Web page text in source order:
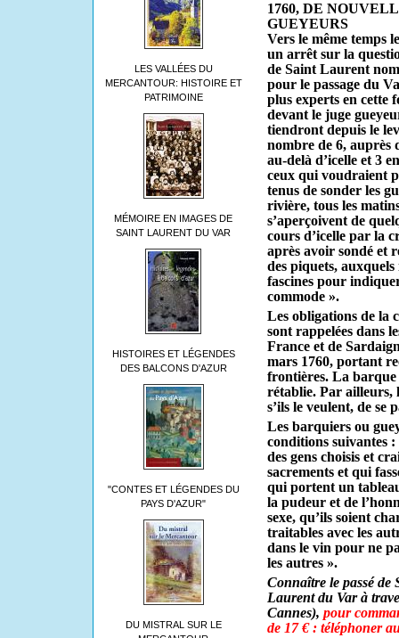
LES VALLÉES DU
MERCANTOUR: HISTOIRE ET
PATRIMOINE
MÉMOIRE EN IMAGES DE
SAINT LAURENT DU VAR
HISTOIRES ET LÉGENDES
DES BALCONS D'AZUR
"CONTES ET LÉGENDES DU
PAYS D'AZUR"
DU MISTRAL SUR LE
1760, DE
GUEYEURS
Vers le même temps
un arrêt sur la
de Saint Laurent
pour le passage du
plus experts en cette
devant le juge
tiendront depuis le
nombre de 6, auprès
au-delà d’icelle et 3
ceux qui voudraient
tenus de sonder les
rivière, tous les
s’aperçoivent de
cours d’icelle par la
après avoir sondé et
des piquets,
fascines pour
commode ».
Les obligations de la
sont rappelées dans
France et de
mars 1760, portant
frontières. La
rétablie. Par ailleurs,
s’ils le veulent, de se
Les barquiers ou
conditions suivantes
des gens choisis et
sacrements et qui
qui portent un
la pudeur et de
sexe, qu’ils soient
traitables avec les
dans le vin pour ne
les autres ».
Connaître le passé
Laurent du Var à
Cannes), pour
de 17 € : téléphoner